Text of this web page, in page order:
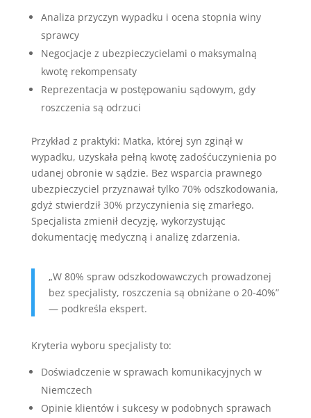
Analiza przyczyn wypadku i ocena stopnia winy
sprawcy
Negocjacje z ubezpieczycielami o maksymalną
kwotę rekompensaty
Reprezentacja w postępowaniu sądowym, gdy
roszczenia są odrzuci
Przykład z praktyki: Matka, której syn zginął w
wypadku, uzyskała pełną kwotę zadośćuczynienia po
udanej obronie w sądzie. Bez wsparcia prawnego
ubezpieczyciel przyznawał tylko 70% odszkodowania,
gdyż stwierdził 30% przyczynienia się zmarłego.
Specjalista zmienił decyzję, wykorzystując
dokumentację medyczną i analizę zdarzenia.
„W 80% spraw odszkodowawczych prowadzonej
bez specjalisty, roszczenia są obniżane o 20-40%”
— podkreśla ekspert.
Kryteria wyboru specjalisty to:
Doświadczenie w sprawach komunikacyjnych w
Niemczech
Opinie klientów i sukcesy w podobnych sprawach